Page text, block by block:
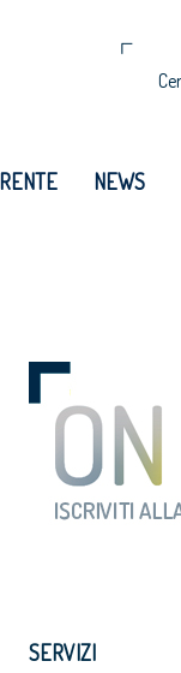
NEWS
SERVIZI